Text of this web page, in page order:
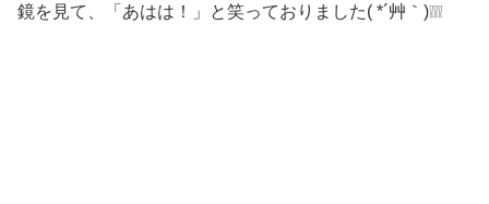
鏡を見て、「あはは！」と笑っておりました( *´艸｀)❕❕❕